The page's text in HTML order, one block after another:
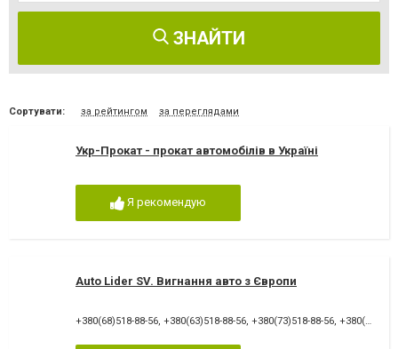
ЗНАЙТИ
Сортувати: за рейтингом за переглядами
Укр-Прокат - прокат автомобілів в Україні
Я рекомендую
Auto Lider SV. Вигнання авто з Європи
+380(68)518-88-56, +380(63)518-88-56, +380(73)518-88-56, +380(50)518-88-56